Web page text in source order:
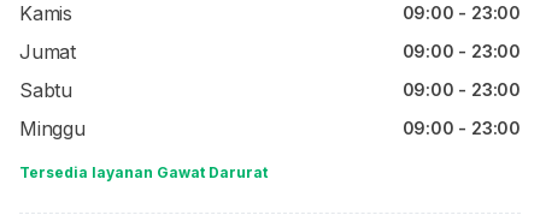
Kamis 09:00 - 23:00
Jumat 09:00 - 23:00
Sabtu 09:00 - 23:00
Minggu 09:00 - 23:00
Tersedia layanan Gawat Darurat